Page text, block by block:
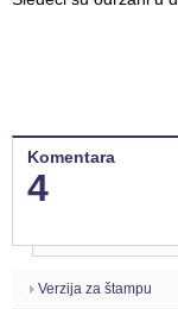
Komentara
4
Verzija za štampu